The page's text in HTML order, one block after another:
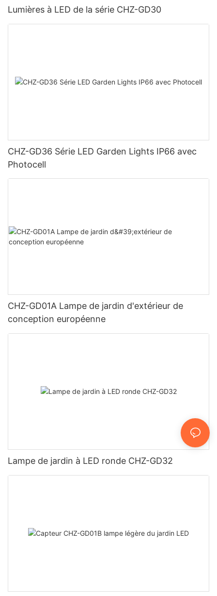
Lumières à LED de la série CHZ-GD30
CHZ-GD36 Série LED Garden Lights IP66 avec
Photocell
CHZ-GD01A Lampe de jardin d'extérieur de
conception européenne
Lampe de jardin à LED ronde CHZ-GD32